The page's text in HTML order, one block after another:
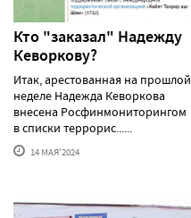
Кто "заказал" Надежду
Кеворкову?
Итак, арестованная на прошлой
неделе Надежда Кеворкова
внесена Росфинмониторингом
в списки террорис......
14 МАЯ'2024